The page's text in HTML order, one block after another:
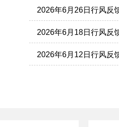
2026年6月26日行风反
2026年6月18日行风反
2026年6月12日行风反